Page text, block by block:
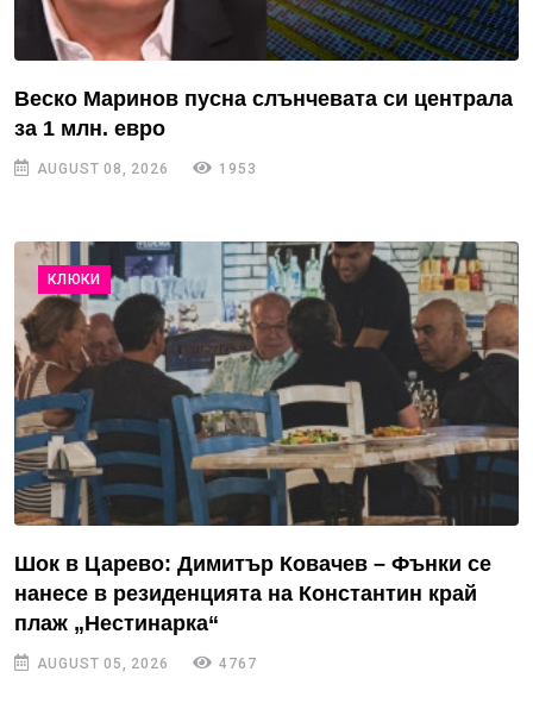
Веско Маринов пусна слънчевата си централа
за 1 млн. евро
AUGUST 08, 2026 1953
КЛЮКИ
Шок в Царево: Димитър Ковачев – Фънки се
нанесе в резиденцията на Константин край
плаж „Нестинарка“
AUGUST 05, 2026 4767